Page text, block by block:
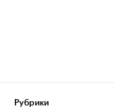
Рубрики